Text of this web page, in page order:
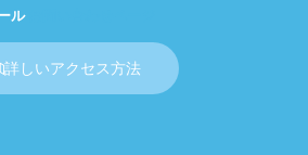
ル
詳しいアクセス方法